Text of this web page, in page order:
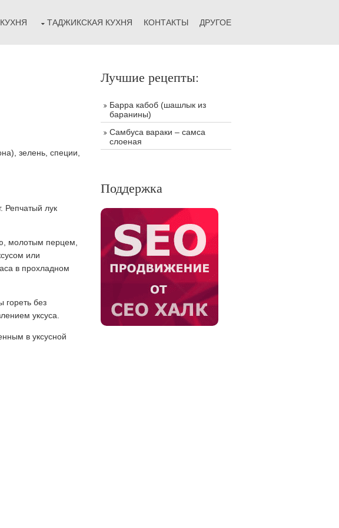
ТАДЖИКСКАЯ КУХНЯ КОНТАКТЫ ДРУГОЕ
зелень, специи,
Репчатый лук
молотым перцем,
или
в прохладном
гореть без
уксуса.
в уксусной
Лучшие рецепты:
Барра кабоб (шашлык из
баранины)
Самбуса вараки – самса
слоеная
Поддержка